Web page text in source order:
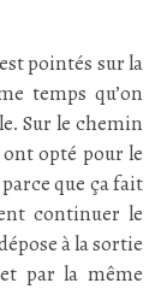
pointés sur la
temps qu’on
Sur le chemin
opté pour le
que ça fait
continuer le
à la sortie
par la même